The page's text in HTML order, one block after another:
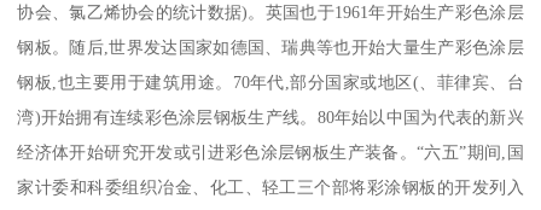
协会、氯乙烯协会的统计数据)。英国也于1961年开始生产彩色涂层
钢板。随后,世界发达国家如德国、瑞典等也开始大量生产彩色涂层
钢板,也主要用于建筑用途。70年代,部分国家或地区(、菲律宾、台
湾)开始拥有连续彩色涂层钢板生产线。80年始以中国为代表的新兴
经济体开始研究开发或引进彩色涂层钢板生产装备。“六五”期间,国
家计委和科委组织冶金、化工、轻工三个部将彩涂钢板的开发列入